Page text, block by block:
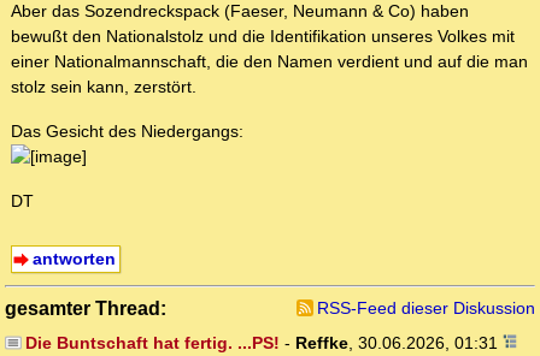
Aber das Sozendreckspack (Faeser, Neumann & Co) haben
bewußt den Nationalstolz und die Identifikation unseres Volkes mit
einer Nationalmannschaft, die den Namen verdient und auf die man
stolz sein kann, zerstört.
Das Gesicht des Niedergangs:
DT
antworten
gesamter Thread:
RSS-Feed dieser Diskussion
Die Buntschaft hat fertig. ...PS! - Reffke, 30.06.2026, 01:31